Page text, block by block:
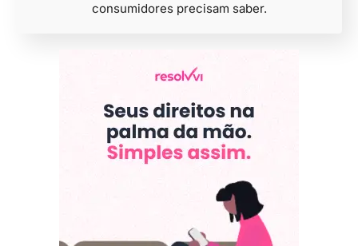
consumidores precisam saber.